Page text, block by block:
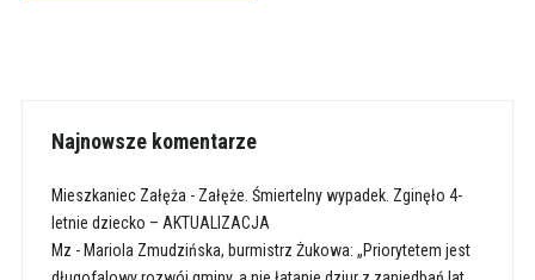
Najnowsze komentarze
Mieszkaniec Załęża - Załęże. Śmiertelny wypadek. Zginęło 4-
letnie dziecko – AKTUALIZACJA
Mz - Mariola Zmudzińska, burmistrz Żukowa: „Priorytetem jest